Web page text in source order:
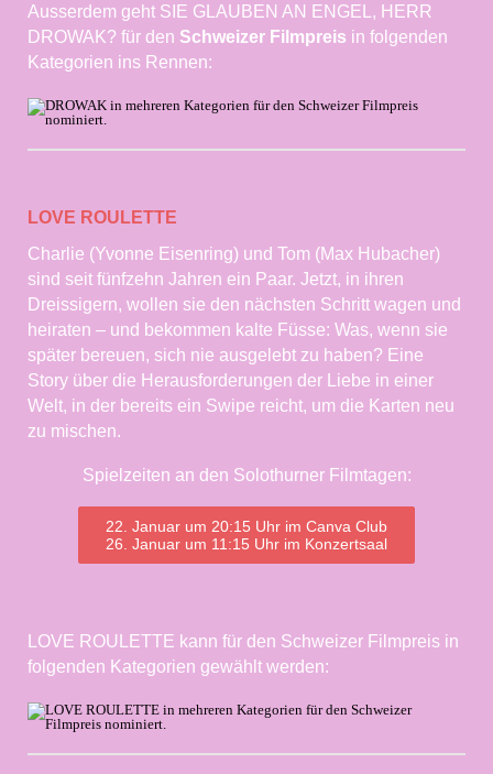
Ausserdem geht SIE GLAUBEN AN ENGEL, HERR
DROWAK? für den Schweizer Filmpreis in folgenden
Kategorien ins Rennen:
LOVE ROULETTE
Charlie (Yvonne Eisenring) und Tom (Max Hubacher)
sind seit fünfzehn Jahren ein Paar. Jetzt, in ihren
Dreissigern, wollen sie den nächsten Schritt wagen und
heiraten – und bekommen kalte Füsse: Was, wenn sie
später bereuen, sich nie ausgelebt zu haben? Eine
Story über die Herausforderungen der Liebe in einer
Welt, in der bereits ein Swipe reicht, um die Karten neu
zu mischen.
Spielzeiten an den Solothurner Filmtagen:
22. Januar um 20:15 Uhr im Canva Club
26. Januar um 11:15 Uhr im Konzertsaal
LOVE ROULETTE kann für den Schweizer Filmpreis in
folgenden Kategorien gewählt werden: